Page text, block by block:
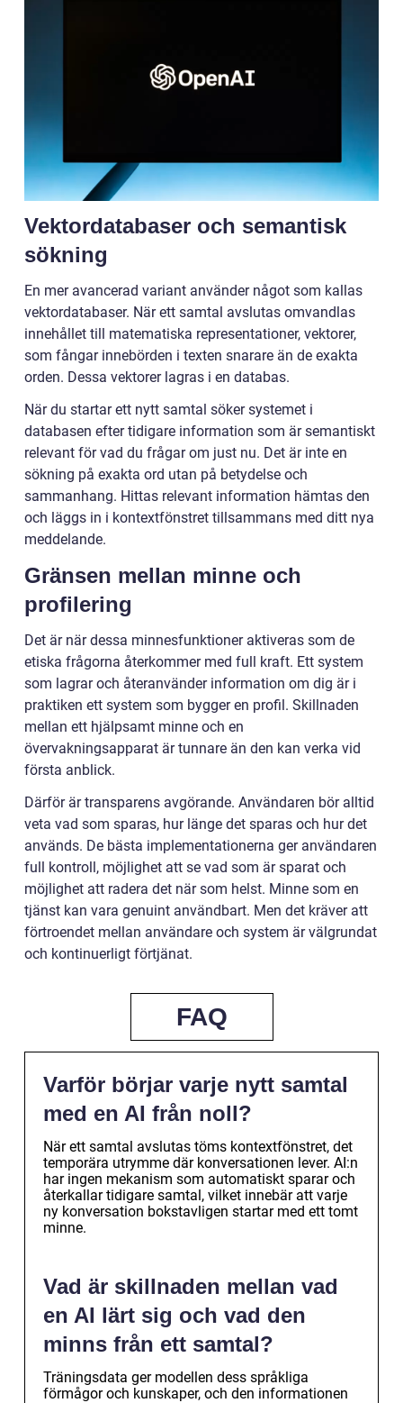
Vektordatabaser och semantisk
sökning
En mer avancerad variant använder något som kallas
vektordatabaser. När ett samtal avslutas omvandlas
innehållet till matematiska representationer, vektorer,
som fångar innebörden i texten snarare än de exakta
orden. Dessa vektorer lagras i en databas.
När du startar ett nytt samtal söker systemet i
databasen efter tidigare information som är semantiskt
relevant för vad du frågar om just nu. Det är inte en
sökning på exakta ord utan på betydelse och
sammanhang. Hittas relevant information hämtas den
och läggs in i kontextfönstret tillsammans med ditt nya
meddelande.
Gränsen mellan minne och
profilering
Det är när dessa minnesfunktioner aktiveras som de
etiska frågorna återkommer med full kraft. Ett system
som lagrar och återanvänder information om dig är i
praktiken ett system som bygger en profil. Skillnaden
mellan ett hjälpsamt minne och en
övervakningsapparat är tunnare än den kan verka vid
första anblick.
Därför är transparens avgörande. Användaren bör alltid
veta vad som sparas, hur länge det sparas och hur det
används. De bästa implementationerna ger användaren
full kontroll, möjlighet att se vad som är sparat och
möjlighet att radera det när som helst. Minne som en
tjänst kan vara genuint användbart. Men det kräver att
förtroendet mellan användare och system är välgrundat
och kontinuerligt förtjänat.
FAQ
Varför börjar varje nytt samtal
med en AI från noll?
När ett samtal avslutas töms kontextfönstret, det
temporära utrymme där konversationen lever. AI:n
har ingen mekanism som automatiskt sparar och
återkallar tidigare samtal, vilket innebär att varje
ny konversation bokstavligen startar med ett tomt
minne.
Vad är skillnaden mellan vad
en AI lärt sig och vad den
minns från ett samtal?
Träningsdata ger modellen dess språkliga
förmågor och kunskaper, och den informationen